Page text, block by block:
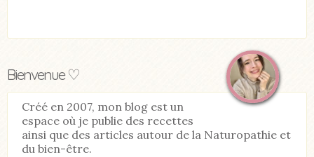
Bienvenue ♡
Créé en 2007, mon blog est un
espace où je publie des recettes
ainsi que des articles autour de la Naturopathie et
du bien-être.